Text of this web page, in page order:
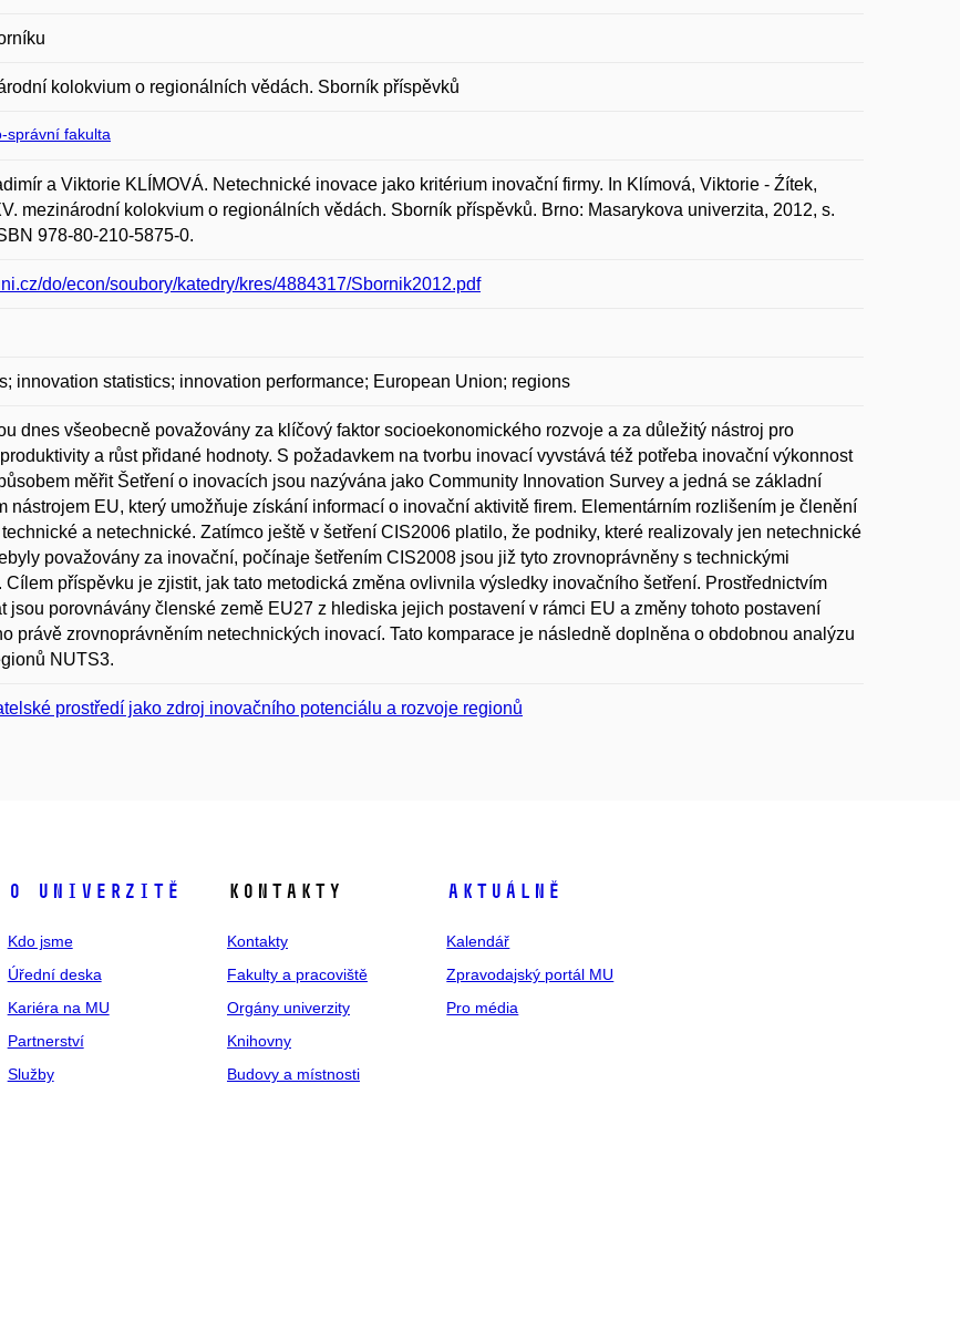
kolokvium o regionálních vědách. Sborník příspěvků
správní fakulta
a Viktorie KLÍMOVÁ. Netechnické inovace jako kritérium inovační firmy. In Klímová, Viktorie - Źítek,
mezinárodní kolokvium o regionálních vědách. Sborník příspěvků. Brno: Masarykova univerzita, 2012, s.
978-80-210-5875-0.
do/econ/soubory/katedry/kres/4884317/Sbornik2012.pdf
innovation statistics; innovation performance; European Union; regions
dnes všeobecně považovány za klíčový faktor socioekonomického rozvoje a za důležitý nástroj pro
a růst přidané hodnoty. S požadavkem na tvorbu inovací vyvstává též potřeba inovační výkonnost
měřit Šetření o inovacích jsou nazývána jako Community Innovation Survey a jedná se základní
nástrojem EU, který umožňuje získání informací o inovační aktivitě firem. Elementárním rozlišením je členění
a netechnické. Zatímco ještě v šetření CIS2006 platilo, že podniky, které realizovaly jen netechnické
považovány za inovační, počínaje šetřením CIS2008 jsou již tyto zrovnoprávněny s technickými
Cílem příspěvku je zjistit, jak tato metodická změna ovlivnila výsledky inovačního šetření. Prostřednictvím
jsou porovnávány členské země EU27 z hlediska jejich postavení v rámci EU a změny tohoto postavení
právě zrovnoprávněním netechnických inovací. Tato komparace je následně doplněna o obdobnou analýzu
NUTS3.
prostředí jako zdroj inovačního potenciálu a rozvoje regionů
O univerzitě
Kdo jsme
Úřední deska
Kariéra na MU
Partnerství
Služby
Kontakty
Kontakty
Fakulty a pracoviště
Orgány univerzity
Knihovny
Budovy a místnosti
Aktuálně
Kalendář
Zpravodajský portál MU
Pro média